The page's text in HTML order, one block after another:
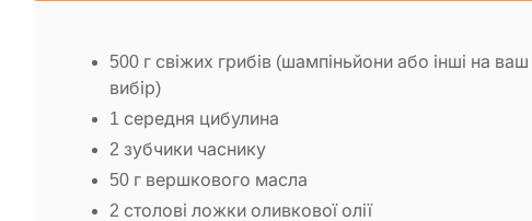
500 г свіжих грибів (шампіньйони або інші на ваш
вибір)
1 середня цибулина
2 зубчики часнику
50 г вершкового масла
2 столові ложки оливкової олії